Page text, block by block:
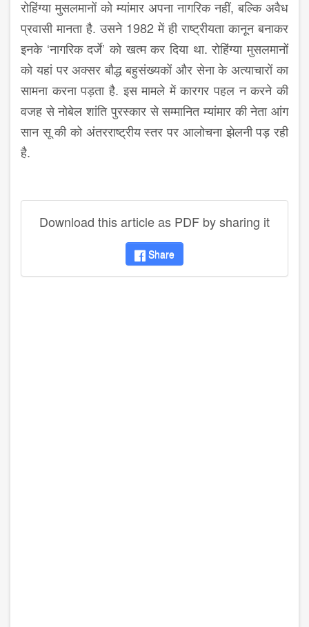
रोहिंग्या मुसलमानों को म्यांमार अपना नागरिक नहीं, बल्कि अवैध
प्रवासी मानता है. उसने 1982 में ही राष्ट्रीयता कानून बनाकर
इनके ‘नागरिक दर्जे’ को खत्म कर दिया था. रोहिंग्या मुसलमानों
को यहां पर अक्सर बौद्ध बहुसंख्यकों और सेना के अत्याचारों का
सामना करना पड़ता है. इस मामले में कारगर पहल न करने की
वजह से नोबेल शांति पुरस्कार से सम्मानित म्यांमार की नेता आंग
सान सू की को अंतरराष्ट्रीय स्तर पर आलोचना झेलनी पड़ रही
है.
Download this article as PDF by sharing it
Share